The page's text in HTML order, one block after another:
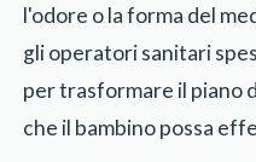
l'odore o la forma del
gli operatori sanitari
per trasformare il piano
che il bambino possa